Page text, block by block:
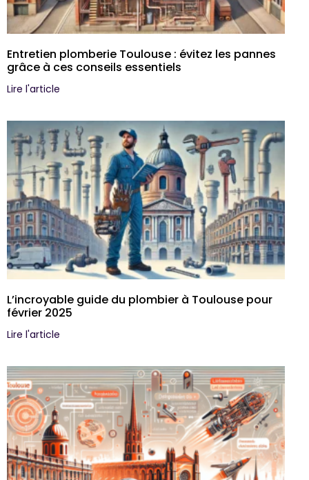
Entretien plomberie Toulouse : évitez les pannes
grâce à ces conseils essentiels
Lire l'article
L’incroyable guide du plombier à Toulouse pour
février 2025
Lire l'article